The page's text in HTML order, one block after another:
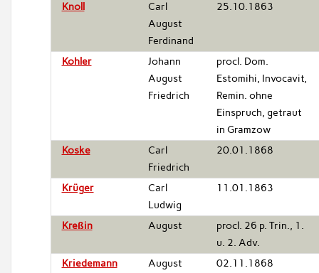
Knoll
Carl
August
Ferdinand
25.10.1863
Kohler
Johann
August
Friedrich
procl. Dom.
Estomihi, Invocavit,
Remin. ohne
Einspruch, getraut
in Gramzow
Koske
Carl
Friedrich
20.01.1868
Krüger
Carl
Ludwig
11.01.1863
Kreßin August
procl. 26 p. Trin., 1.
u. 2. Adv.
Kriedemann
August
02.11.1868